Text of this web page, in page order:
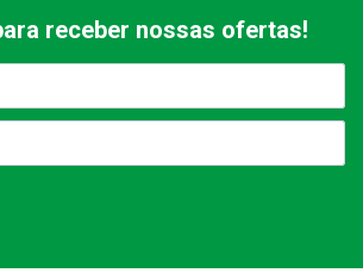
receber nossas ofertas!